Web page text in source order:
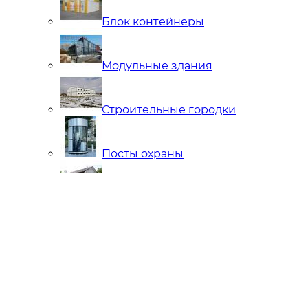
Блок контейнеры
Модульные здания
Строительные городки
Посты охраны